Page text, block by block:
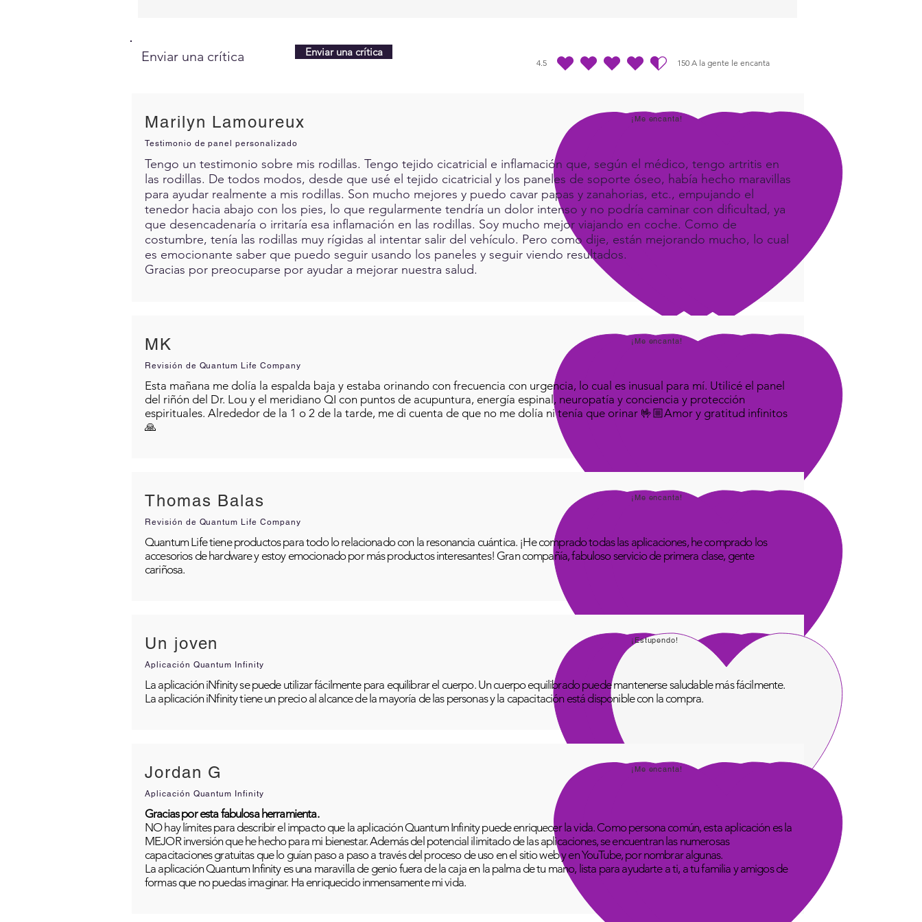
Enviar una crítica Enviar una crítica
4.5 150 A la gente le encanta
la calificación promedio es 4.5 de 5, basada en 150 votos, A la gente le encanta
Marilyn Lamoureux ¡Me encanta!
Testimonio de panel personalizado
Tengo un testimonio sobre mis rodillas. Tengo tejido cicatricial e inflamación que, según el médico, tengo artritis en
las rodillas. De todos modos, desde que usé el tejido cicatricial y los paneles de soporte óseo, había hecho maravillas
para ayudar realmente a mis rodillas. Son mucho mejores y puedo cavar papas y zanahorias, etc., empujando el
tenedor hacia abajo con los pies, lo que regularmente tendría un dolor intenso y no podría caminar con dificultad, ya
que desencadenaría o irritaría esa inflamación en las rodillas. Soy mucho mejor viajando en coche. Como de
costumbre, tenía las rodillas muy rígidas al intentar salir del vehículo. Pero como dije, están mejorando mucho, lo cual
es emocionante saber que puedo seguir usando los paneles y seguir viendo resultados.
Gracias por preocuparse por ayudar a mejorar nuestra salud.
MK ¡Me encanta!
Revisión de Quantum Life Company
Esta mañana me dolía la espalda baja y estaba orinando con frecuencia con urgencia, lo cual es inusual para mí. Utilicé el panel
del riñón del Dr. Lou y el meridiano QI con puntos de acupuntura, energía espinal, neuropatía y conciencia y protección
espirituales. Alrededor de la 1 o 2 de la tarde, me di cuenta de que no me dolía ni tenía que orinar 🤟🏼Amor y gratitud infinitos
🙏
Thomas Balas ¡Me encanta!
Revisión de Quantum Life Company
Quantum Life tiene productos para todo lo relacionado con la resonancia cuántica. ¡He comprado todas las aplicaciones, he comprado los
accesorios de hardware y estoy emocionado por más productos interesantes! Gran compañía, fabuloso servicio de primera clase, gente
cariñosa.
Un joven ¡Estupendo!
Aplicación Quantum Infinity
La aplicación iNfinity se puede utilizar fácilmente para equilibrar el cuerpo. Un cuerpo equilibrado puede mantenerse saludable más fácilmente.
La aplicación iNfinity tiene un precio al alcance de la mayoría de las personas y la capacitación está disponible con la compra.
Jordan G ¡Me encanta!
Aplicación Quantum Infinity
Gracias por esta fabulosa herramienta.
NO hay límites para describir el impacto que la aplicación Quantum Infinity puede enriquecer la vida. Como persona común, esta aplicación es la
MEJOR inversión que he hecho para mi bienestar. Además del potencial ilimitado de las aplicaciones, se encuentran las numerosas
capacitaciones gratuitas que lo guían paso a paso a través del proceso de uso en el sitio web y en YouTube, por nombrar algunas.
La aplicación Quantum Infinity es una maravilla de genio fuera de la caja en la palma de tu mano, lista para ayudarte a ti, a tu familia y amigos de
formas que no puedas imaginar. Ha enriquecido inmensamente mi vida.